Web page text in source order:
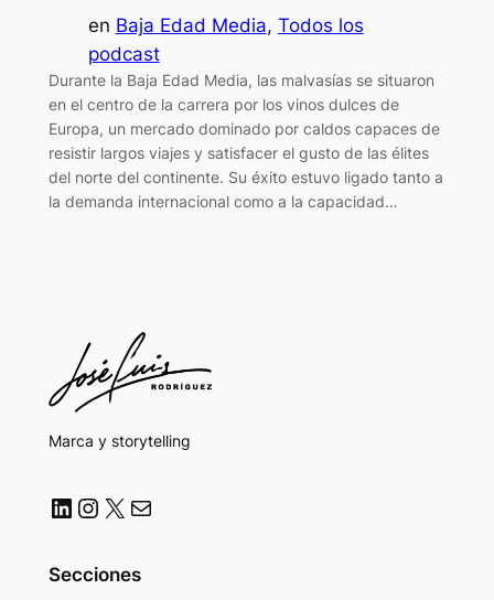
en Baja Edad Media, Todos los
podcast
Durante la Baja Edad Media, las malvasías se situaron
en el centro de la carrera por los vinos dulces de
Europa, un mercado dominado por caldos capaces de
resistir largos viajes y satisfacer el gusto de las élites
del norte del continente. Su éxito estuvo ligado tanto a
la demanda internacional como a la capacidad…
Marca y storytelling
LinkedIn Instagram X Correo electrónico
Secciones